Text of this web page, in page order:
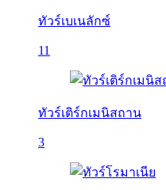
ทัวร์เบเนลักซ์
11
ทัวร์เติร์กเมนิสถาน
3